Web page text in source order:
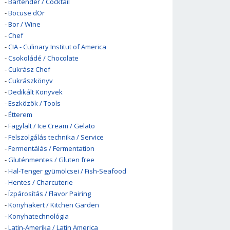
-Bocuse dOr
-Bor / Wine
-Chef
-CIA - Culinary Institut of America
-Csokoládé / Chocolate
-Cukrász Chef
-Cukrászkönyv
-Dedikált Könyvek
-Eszközök / Tools
-Étterem
-Fagylalt / Ice Cream / Gelato
-Felszolgálás technika / Service
-Fermentálás / Fermentation
-Gluténmentes / Gluten free
-Hal-Tenger gyümölcsei / Fish-Seafood
-Hentes / Charcuterie
-Ízpárosítás / Flavor Pairing
-Konyhakert / Kitchen Garden
-Konyhatechnológia
-Latin-Amerika / Latin America